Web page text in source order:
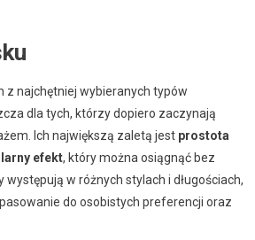
z najchętniej wybieranych typów
dla tych, którzy dopiero zaczynają
Ich największą zaletą jest prostota
efekt, który można osiągnąć bez
występują w różnych stylach i długościach,
do osobistych preferencji oraz